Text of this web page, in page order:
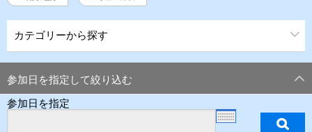
カテゴリーから探す
参加日を指定して絞り込む
参加日を指定